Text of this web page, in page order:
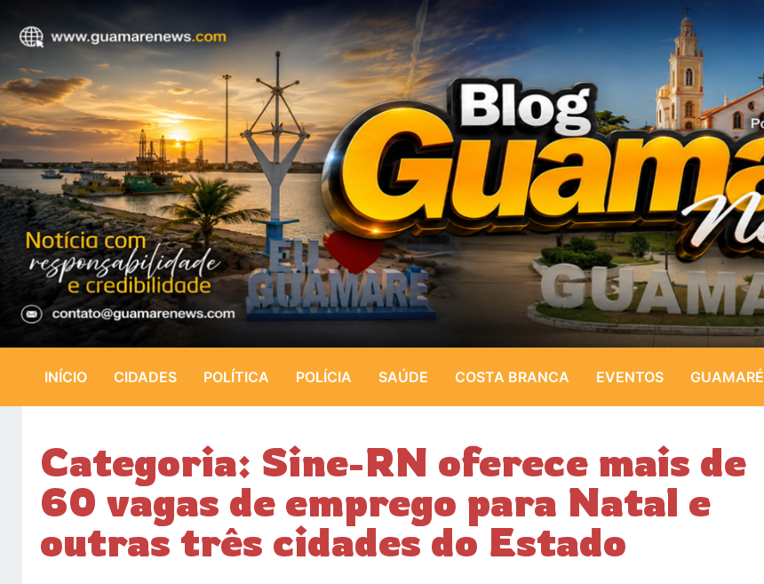
INÍCIO CIDADES POLÍTICA POLÍCIA SAÚDE COSTA BRANCA EVENTOS GUAMARÉ
Categoria: Sine-RN oferece mais de
60 vagas de emprego para Natal e
outras três cidades do Estado